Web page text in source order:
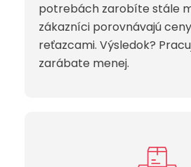
potrebách zarobíte stále
zákazníci porovnávajú
reťazcami. Výsledok?
zarábate menej.